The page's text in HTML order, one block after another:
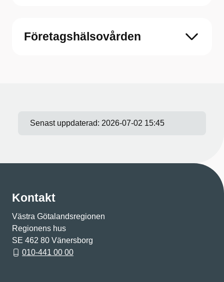
Företagshälsovården
Senast uppdaterad: 2026-07-02 15:45
Kontakt
Västra Götalandsregionen
Regionens hus
SE 462 80 Vänersborg
010-441 00 00